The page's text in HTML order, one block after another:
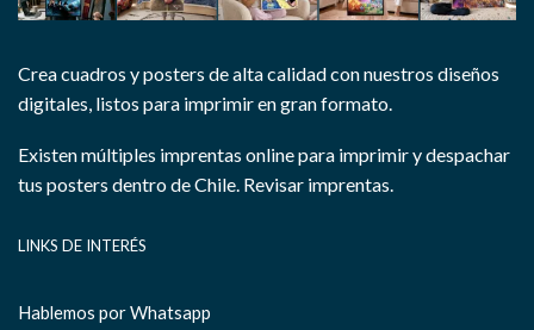
Crea cuadros y posters de alta calidad con nuestros diseños
digitales, listos para imprimir en gran formato.
Existen múltiples imprentas online para imprimir y despachar
tus posters dentro de Chile. Revisar imprentas.
LINKS DE INTERÉS
Hablemos por Whatsapp